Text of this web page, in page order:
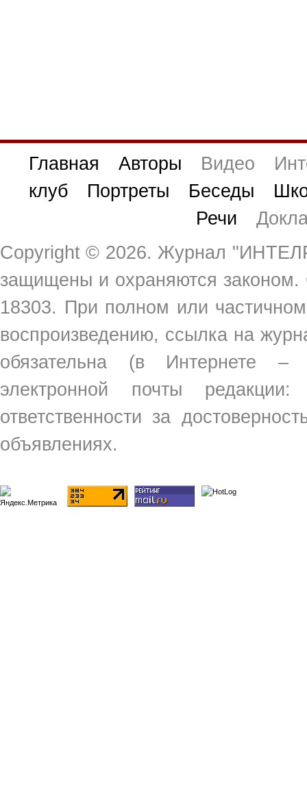
Главная Авторы Видео
клуб
Портреты Беседы
Речи
Copyright © 2026. Журнал
защищены и охраняются
18303. При полном или
воспроизведению, ссылка на
обязательна (в Интернете
электронной почты
ответственности за
объявлениях.